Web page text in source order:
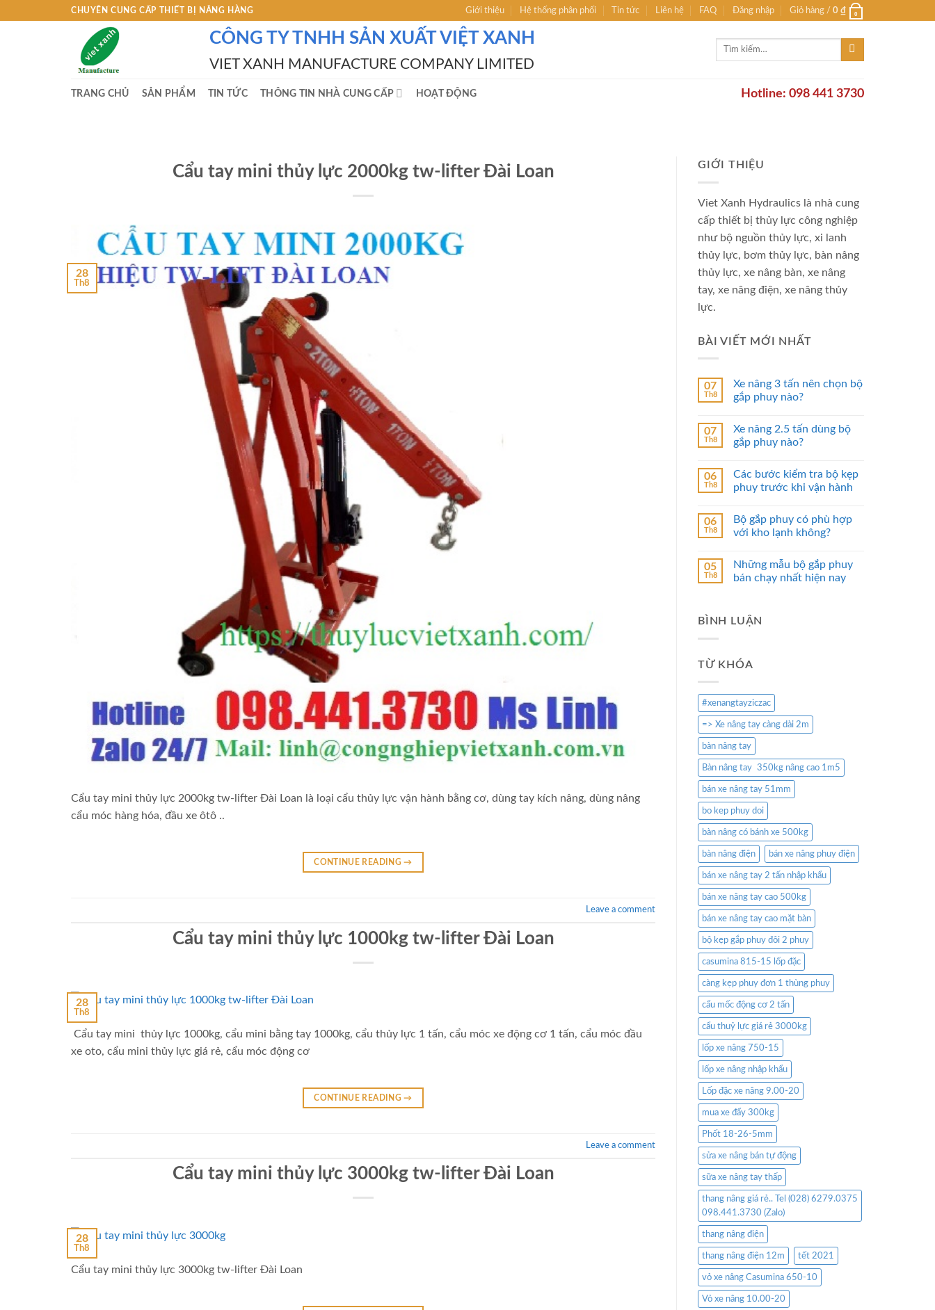
CHUYÊN CUNG CẤP THIẾT BỊ NÂNG HÀNG Giới thiệu Hệ thống phân phối Tin tức Liên hệ FAQ Đăng nhập Giỏ hàng / 0 ₫ 0
CÔNG TY TNHH SẢN XUẤT VIỆT XANH
VIET XANH MANUFACTURE COMPANY LIMITED
Tìm
TRANG CHỦ SẢN PHẨM TIN TỨC THÔNG TIN NHÀ CUNG CẤP HOẠT ĐỘNG Hotline: 098 441 3730
Cẩu tay mini thủy lực 2000kg tw-lifter Đài Loan
28
Th8
Cẩu tay mini thủy lực 2000kg tw-lifter Đài Loan là loại cẩu thủy lực vận hành bằng cơ, dùng tay kích nâng, dùng nâng
cẩu móc hàng hóa, đầu xe ôtô ..
CONTINUE READING→
Leave a comment
Cẩu tay mini thủy lực 1000kg tw-lifter Đài Loan
28
Th8
Cẩu tay mini thủy lực 1000kg, cẩu mini bằng tay 1000kg, cẩu thủy lực 1 tấn, cẩu móc xe động cơ 1 tấn, cẩu móc đầu
xe oto, cẩu mini thủy lực giá rẻ, cẩu móc động cơ
CONTINUE READING→
Leave a comment
Cẩu tay mini thủy lực 3000kg tw-lifter Đài Loan
28
Th8
Cẩu tay mini thủy lực 3000kg tw-lifter Đài Loan
GIỚI THIỆU
Viet Xanh Hydraulics là nhà cung
cấp thiết bị thủy lực công nghiệp
như bộ nguồn thủy lực, xi lanh
thủy lực, bơm thủy lực, bàn nâng
thủy lực, xe nâng bàn, xe nâng
tay, xe nâng điện, xe nâng thủy
lực.
BÀI VIẾT MỚI NHẤT
07
Th8
Xe nâng 3 tấn nên chọn bộ
gắp phuy nào?
07
Th8
Xe nâng 2.5 tấn dùng bộ
gắp phuy nào?
06
Th8
Các bước kiểm tra bộ kẹp
phuy trước khi vận hành
06
Th8
Bộ gắp phuy có phù hợp
với kho lạnh không?
05
Th8
Những mẫu bộ gắp phuy
bán chạy nhất hiện nay
BÌNH LUẬN
TỪ KHÓA
#xenangtayziczac
=> Xe nâng tay càng dài 2m
bàn nâng tay
Bàn nâng tay 350kg nâng cao 1m5
bán xe nâng tay 51mm
bo kep phuy doi
bàn nâng có bánh xe 500kg
bàn nâng điện bán xe nâng phuy điện
bán xe nâng tay 2 tấn nhập khẩu
bán xe nâng tay cao 500kg
bán xe nâng tay cao mặt bàn
bộ kẹp gắp phuy đôi 2 phuy
casumina 815-15 lốp đặc
càng kẹp phuy đơn 1 thùng phuy
cẩu mốc động cơ 2 tấn
cẩu thuỷ lực giá rẻ 3000kg
lốp xe nâng 750-15
lốp xe nâng nhập khẩu
Lốp đặc xe nâng 9.00-20
mua xe đẩy 300kg
Phốt 18-26-5mm
sửa xe nâng bán tự động
sữa xe nâng tay thấp
thang nâng giá rẻ.. Tel (028) 6279.0375
098.441.3730 (Zalo)
thang nâng điện
thang nâng điện 12m tết 2021
vỏ xe nâng Casumina 650-10
Vỏ xe nâng 10.00-20